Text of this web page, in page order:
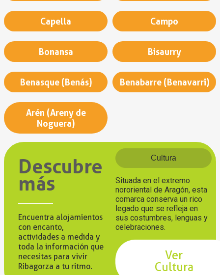
Capella Campo
Bonansa Bisaurry
Benasque (Benás) Benabarre (Benavarri)
Arén (Areny de
Noguera)
Descubre
más
Encuentra alojamientos
con encanto,
actividades a medida y
toda la información que
necesitas para vivir
Ribagorza a tu ritmo.
Cultura
Situada en el extremo
nororiental de Aragón, esta
comarca conserva un rico
legado que se refleja en
sus costumbres, lenguas y
celebraciones.
Ver
Cultura